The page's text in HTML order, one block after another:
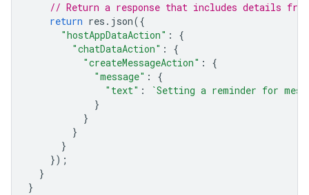
// Return a response that includes details
return res . json({
"hostAppDataAction" :
{
"chatDataAction" :
{
"createMessageAction" :
{
"message" :
{
"text" :
`Setting a reminder for
}
}
}
}
});
}
}